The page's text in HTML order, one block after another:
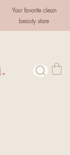
Your favorite clean
beauty store